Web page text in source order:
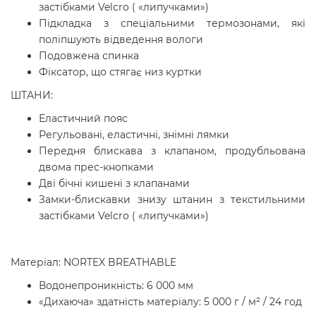
застібками Velcro ( «липучками»)
Підкладкa з спеціальними термозонами, які
поліпшують відведення вологи
Подовжена спинка
Фіксатор, що стягає низ куртки
ШТАНИ:
Еластичний пояс
Регульовані, еластичні, знімні лямки
Передня блискава з клапаном, продубльована
двома прес-кнопками
Дві бічні кишені з клапанами
Замки-блискавки знизу штанин з текстильними
застібками Velcro ( «липучками»)
Матеріал: NORTEX BREATHABLE
Водонепроникність: 6 000 мм
«Дихаюча» здатність матеріалу: 5 000 г / м² / 24 год